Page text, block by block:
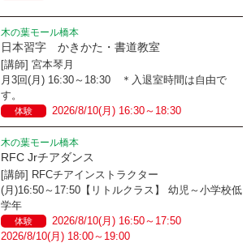
木の葉モール橋本
日本習字 かきかた・書道教室
[講師] 宮本琴月
月3回(月) 16:30～18:30 ＊入退室時間は自由で
す。
体験 2026/8/10(月) 16:30～18:30
木の葉モール橋本
RFC Jrチアダンス
[講師] RFCチアインストラクター
(月)16:50～17:50【リトルクラス】 幼児～小学校低
学年
体験
2026/8/10(月) 16:50～17:50
2026/8/10(月) 18:00～19:00